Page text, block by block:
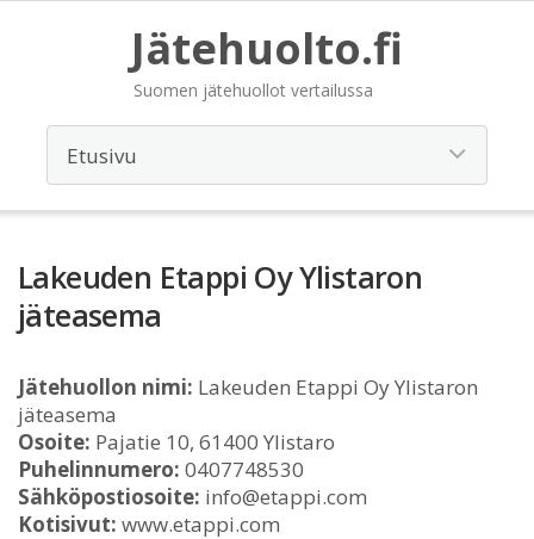
Jätehuolto.fi
Suomen jätehuollot vertailussa
Lakeuden Etappi Oy Ylistaron
jäteasema
Jätehuollon nimi: Lakeuden Etappi Oy Ylistaron
jäteasema
Osoite: Pajatie 10, 61400 Ylistaro
Puhelinnumero: 0407748530
Sähköpostiosoite: info@etappi.com
Kotisivut: www.etappi.com